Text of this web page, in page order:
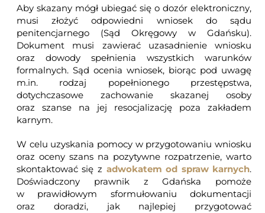
Aby skazany mógł ubiegać się o dozór elektroniczny,
musi złożyć odpowiedni wniosek do sądu
penitencjarnego (Sąd Okręgowy w Gdańsku).
Dokument musi zawierać uzasadnienie wniosku
oraz dowody spełnienia wszystkich warunków
formalnych. Sąd ocenia wniosek, biorąc pod uwagę
m.in. rodzaj popełnionego przestępstwa,
dotychczasowe zachowanie skazanej osoby
oraz szanse na jej resocjalizację poza zakładem
karnym.
W celu uzyskania pomocy w przygotowaniu wniosku
oraz oceny szans na pozytywne rozpatrzenie, warto
skontaktować się z adwokatem od spraw karnych.
Doświadczony prawnik z Gdańska pomoże
w prawidłowym sformułowaniu dokumentacji
oraz doradzi, jak najlepiej przygotować